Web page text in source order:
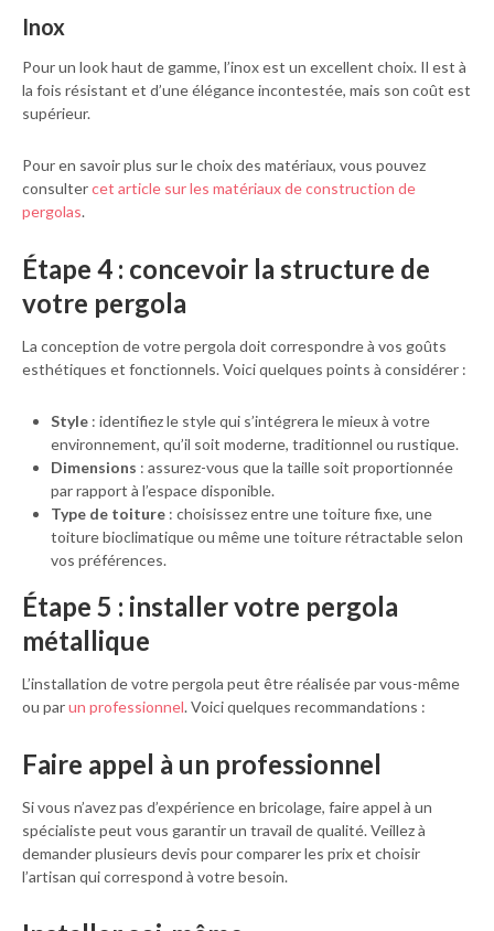
Inox
Pour un look haut de gamme, l’inox est un excellent choix. Il est à
la fois résistant et d’une élégance incontestée, mais son coût est
supérieur.
Pour en savoir plus sur le choix des matériaux, vous pouvez
consultercet article sur les matériaux de construction de
pergolas.
Étape 4 : concevoir la structure de
votre pergola
La conception de votre pergola doit correspondre à vos goûts
esthétiques et fonctionnels. Voici quelques points à considérer :
Style : identifiez le style qui s’intégrera le mieux à votre
environnement, qu’il soit moderne, traditionnel ou rustique.
Dimensions : assurez-vous que la taille soit proportionnée
par rapport à l’espace disponible.
Type de toiture : choisissez entre une toiture fixe, une
toiture bioclimatique ou même une toiture rétractable selon
vos préférences.
Étape 5 : installer votre pergola
métallique
L’installation de votre pergola peut être réalisée par vous-même
ou parun professionnel. Voici quelques recommandations :
Faire appel à un professionnel
Si vous n’avez pas d’expérience en bricolage, faire appel à un
spécialiste peut vous garantir un travail de qualité. Veillez à
demander plusieurs devis pour comparer les prix et choisir
l’artisan qui correspond à votre besoin.